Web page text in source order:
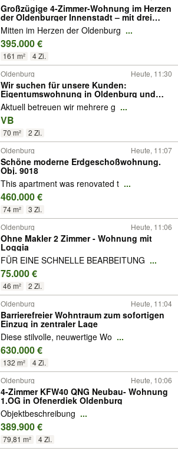
Großzügige 4-Zimmer-Wohnung im Herzen
der Oldenburger Innenstadt – mit drei
Balkonen
Mitten im Herzen der Oldenburg ...
395.000 €
161 m² 4 Zi.
Oldenburg Heute, 11:30
Wir suchen für unsere Kunden:
Eigentumswohnung in Oldenburg und
Umgebung
Aktuell betreuen wir mehrere g ...
VB
70 m² 2 Zi.
Oldenburg Heute, 11:07
Schöne moderne Erdgeschoßwohnung.
Obj. 9018
This apartment was renovated t ...
460.000 €
74 m²
3 Zi.
Oldenburg
Heute, 11:06
Ohne Makler 2 Zimmer - Wohnung mit
Loggia
FÜR EINE SCHNELLE BEARBEITUNG ...
75.000 €
46 m² 2 Zi.
Oldenburg Heute, 11:04
Barrierefreier Wohntraum zum sofortigen
Einzug in zentraler Lage
Diese stilvolle, neuwertige Wo ...
630.000 €
132 m² 4 Zi.
Oldenburg Heute, 10:06
4-Zimmer KFW40 QNG Neubau- Wohnung
1.OG in Ofenerdiek Oldenburg
Objektbeschreibung ...
389.900 €
79,81 m² 4 Zi.